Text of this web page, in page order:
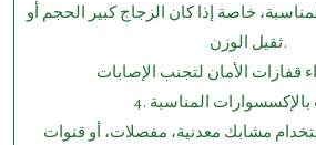
خاصة إذا كان الزجاج كبير الحجم أو
ثقيل الوزن.
بالإكسسوارات المناسبة
مشابك معدنية، مفصلات، أو قنوات